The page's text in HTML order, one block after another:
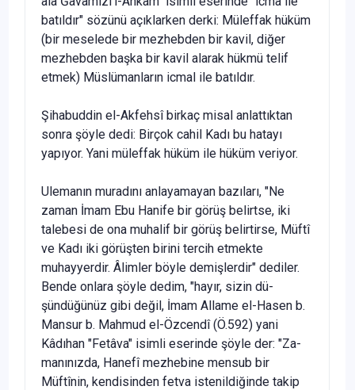
batıldır" sözünü açıklarken derki: Müleffak hüküm
(bir meselede bir mezhebden bir kavil, diğer
mezhebden başka bir kavil alarak hükmü telif
etmek) Müslümanların ic­mal ile batıldır.
Şihabuddin el-Akfehsî birkaç misal anlattıktan
sonra şöyle dedi: Birçok cahil Kadı bu hatayı
yapıyor. Yani müleffak hüküm ile hüküm veriyor.
Ulemanın muradını anlayamayan bazıları, "Ne
zaman İmam Ebu Hanife bir görüş belirtse, iki
talebesi de ona muhalif bir görüş belirtirse, Müftî
ve Kadı iki görüşten birini tercih etmekte
muhayyerdir. Âlimler böyle demişlerdir" dediler.
Bende onlara şöyle dedim, "hayır, sizin dü­
şündüğünüz gibi değil, İmam Allame el-Hasen b.
Mansur b. Mahmud el-Özcendî (Ö.592) yani
Kâdıhan "Fetâva" isimli eserinde şöyle der: "Za­
manınızda, Hanefî mezhebine mensub bir
Müftînin, kendisinden fetva istenildiğinde takip